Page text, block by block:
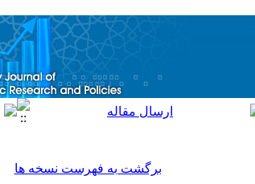
برگشت به فهرست نسخه ها